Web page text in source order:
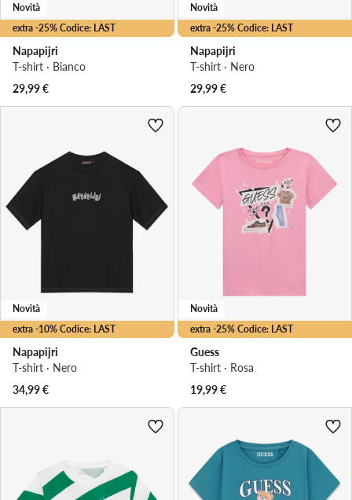
extra -25% Codice: LAST
Novità
Napapijri
T-shirt · Bianco
29,99€
extra -25% Codice: LAST
Novità
Napapijri
T-shirt · Nero
29,99€
extra -10% Codice: LAST
Novità
Napapijri
T-shirt · Nero
34,99€
extra -25% Codice: LAST
Novità
Guess
T-shirt · Rosa
19,99€